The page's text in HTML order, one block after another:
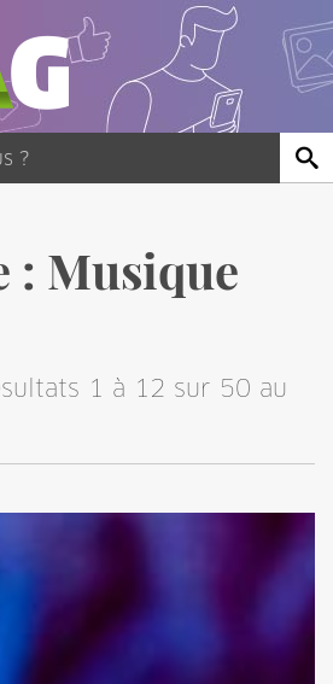
: Musique
1 à 12 sur 50 au